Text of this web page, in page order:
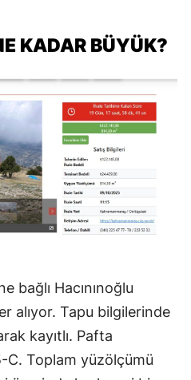
KADAR BÜYÜK?
bağlı Hacınınoğlu
alıyor. Tapu bilgilerinde
kayıtlı. Pafta
C. Toplam yüzölçümü